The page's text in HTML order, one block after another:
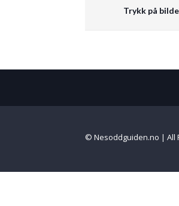
Trykk på
© Nesoddguiden.no | All